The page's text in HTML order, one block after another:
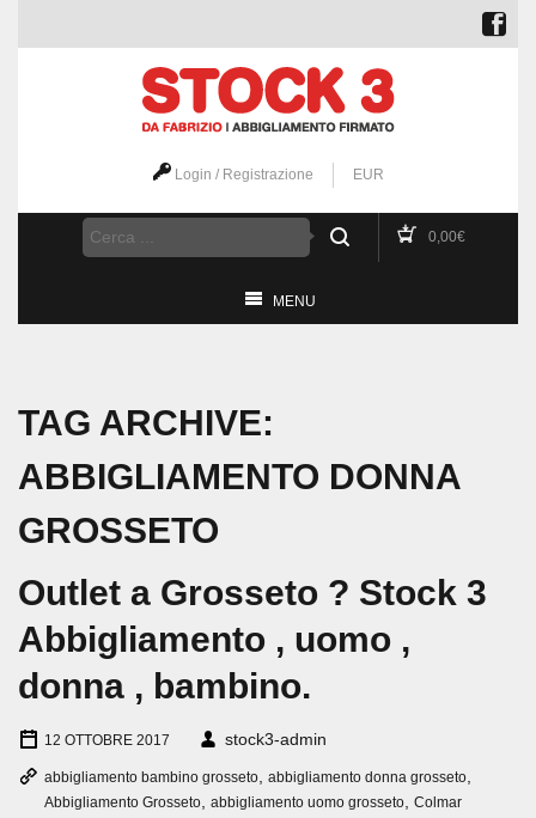
Login / Registrazione EUR
0,00€
MENU
TAG ARCHIVE:
ABBIGLIAMENTO DONNA
GROSSETO
Outlet a Grosseto ? Stock 3
Abbigliamento , uomo ,
donna , bambino.
12 OTTOBRE 2017 stock3-admin
abbigliamento bambino grosseto abbigliamento donna grosseto
Abbigliamento Grosseto abbigliamento uomo grosseto Colmar